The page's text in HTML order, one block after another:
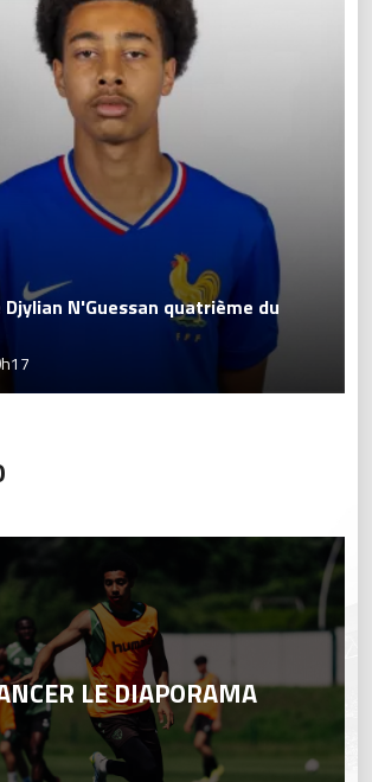
Djylian N'Guessan quatrième du
LE DIAPORAMA